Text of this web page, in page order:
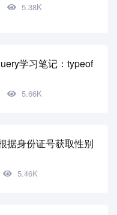
5.38K
学习笔记：typeof
5.66K
据身份证号获取性别
5.46K